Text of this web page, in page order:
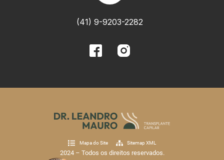
(41) 9-9203-2282
Mapa do Site Sitemap XML
2024 – Todos os direitos reservados.